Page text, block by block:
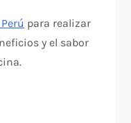
para realizar
y el sabor